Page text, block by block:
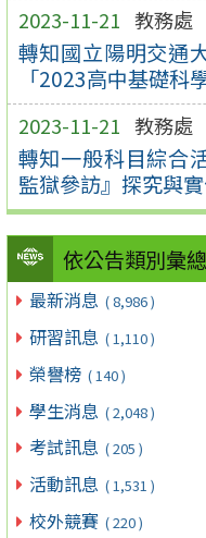
2023-11-21 教務處
轉知國立陽明交通
「2023高中基礎科
2023-11-21 教務處
轉知一般科目綜合
監獄參訪』探究與
依公告類別彙總
最新消息 ( 8,986 )
研習訊息 ( 1,110 )
榮譽榜 ( 140 )
學生消息 ( 2,048 )
考試訊息 ( 205 )
活動訊息 ( 1,531 )
校外競賽 ( 220 )